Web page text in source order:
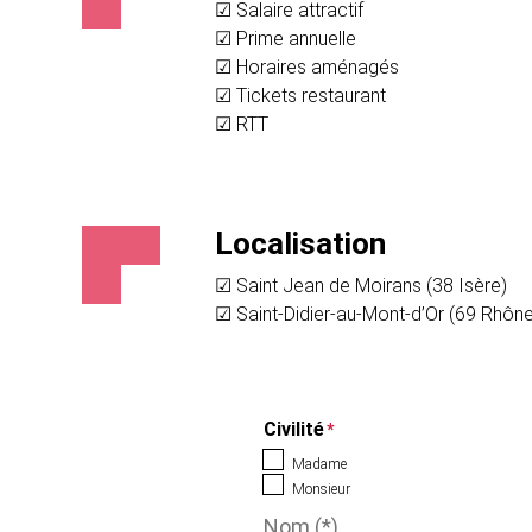
☑ Salaire attractif
☑ Prime annuelle
☑ Horaires aménagés
☑ Tickets restaurant
☑ RTT
Localisation
☑ Saint Jean de Moirans (38 Isère)
☑ Saint-Didier-au-Mont-d’Or (69
Civilité*
Madame
Monsieur